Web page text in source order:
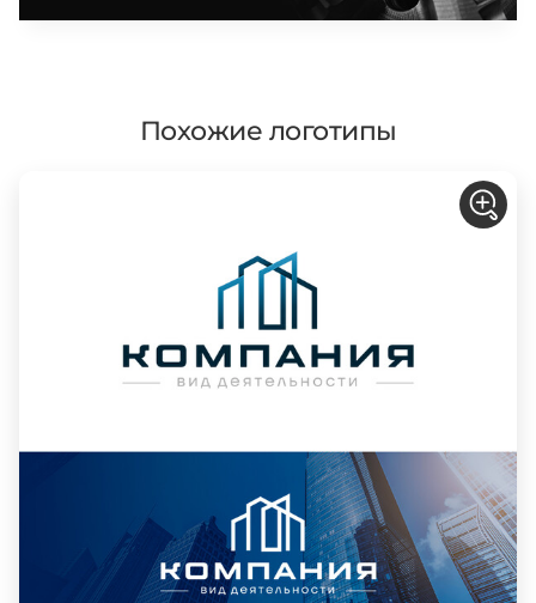
Похожие логотипы